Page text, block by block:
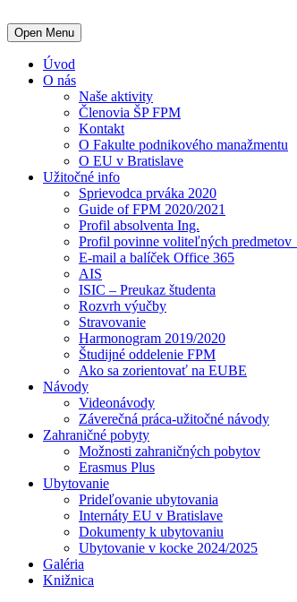
Open Menu
Úvod
O nás
Naše aktivity
Členovia ŠP FPM
Kontakt
O Fakulte podnikového manažmentu
O EU v Bratislave
Užitočné info
Sprievodca prváka 2020
Guide of FPM 2020/2021
Profil absolventa Ing.
Profil povinne voliteľných
E-mail a balíček Office 365
AIS
ISIC – Preukaz študenta
Rozvrh výučby
Stravovanie
Harmonogram 2019/2020
Študijné oddelenie FPM
Ako sa zorientovať na EUBE
Návody
Videonávody
Záverečná práca-užitočné návody
Zahraničné pobyty
Možnosti zahraničných pobytov
Erasmus Plus
Ubytovanie
Prideľovanie ubytovania
Internáty EU v Bratislave
Dokumenty k ubytovaniu
Ubytovanie v kocke 2024/2025
Galéria
Knižnica